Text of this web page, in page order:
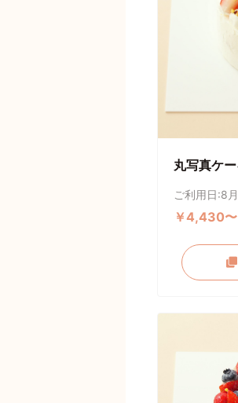
丸写真ケ
ご利用日:8
￥4,430〜